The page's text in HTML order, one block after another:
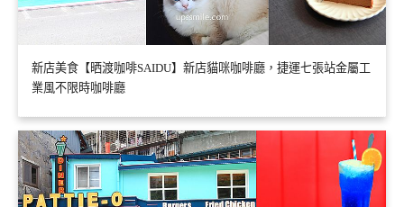
新店美食【晒渡咖啡SAIDU】新店貓咪咖啡廳，捷運七張站金屬工
業風不限時咖啡廳